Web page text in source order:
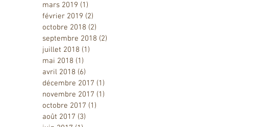
mars 2019 (1)
février 2019 (2)
octobre 2018 (2)
septembre 2018 (2)
juillet 2018 (1)
mai 2018 (1)
avril 2018 (6)
décembre 2017 (1)
novembre 2017 (1)
octobre 2017 (1)
août 2017 (3)